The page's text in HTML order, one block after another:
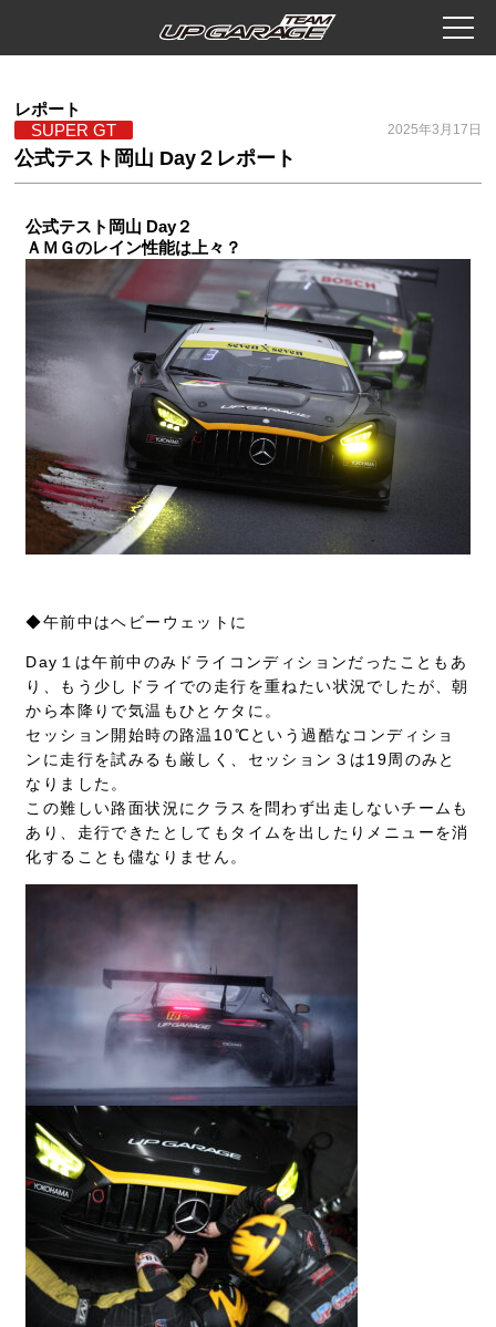
レポート
SUPER GT
公式テスト岡山 Day２レポート
2025年3月17日
公式テスト岡山 Day２
ＡＭＧのレイン性能は上々？
◆午前中はヘビーウェットに
Day１は午前中のみドライコンディションだったこともあ
り、もう少しドライでの走行を重ねたい状況でしたが、朝
から本降りで気温もひとケタに。
セッション開始時の路温10℃という過酷なコンディショ
ンに走行を試みるも厳しく、セッション３は19周のみと
なりました。
この難しい路面状況にクラスを問わず出走しないチームも
あり、走行できたとしてもタイムを出したりメニューを消
化することも儘なりません。